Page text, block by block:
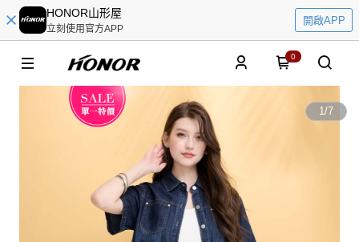
HONOR山形屋
立刻使用官方APP
開啟APP
0
1/7